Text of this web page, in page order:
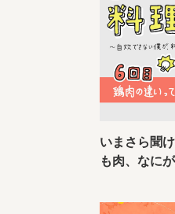
いまさら聞
も肉、なに